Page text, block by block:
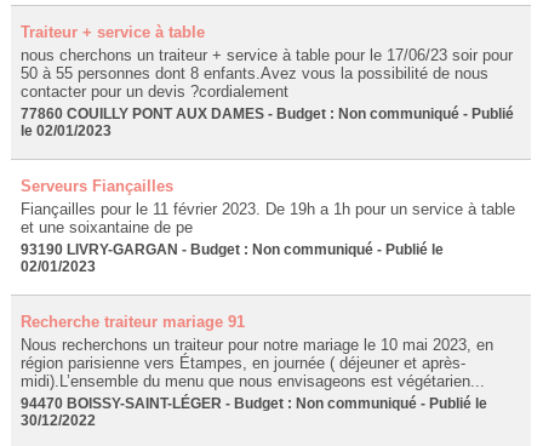
Traiteur + service à table
nous cherchons un traiteur + service à table pour le 17/06/23 soir pour
50 à 55 personnes dont 8 enfants.Avez vous la possibilité de nous
contacter pour un devis ?cordialement
77860 COUILLY PONT AUX DAMES - Budget : Non communiqué - Publié
le 02/01/2023
Serveurs Fiançailles
Fiançailles pour le 11 février 2023. De 19h a 1h pour un service à table
et une soixantaine de pe
93190 LIVRY-GARGAN - Budget : Non communiqué - Publié le
02/01/2023
Recherche traiteur mariage 91
Nous recherchons un traiteur pour notre mariage le 10 mai 2023, en
région parisienne vers Étampes, en journée ( déjeuner et après-
midi).L’ensemble du menu que nous envisageons est végétarien...
94470 BOISSY-SAINT-LÉGER - Budget : Non communiqué - Publié le
30/12/2022